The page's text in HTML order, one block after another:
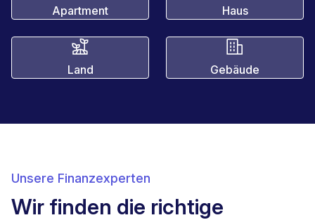
Apartment Haus
Land Gebäude
Unsere Finanzexperten
Wir finden die richtige